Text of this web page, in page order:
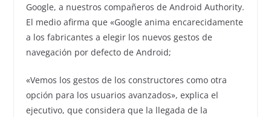
Google, a nuestros compañeros de Android Authority.
El medio afirma que «Google anima encarecidamente
a los fabricantes a elegir los nuevos gestos de
navegación por defecto de Android;
«Vemos los gestos de los constructores como otra
opción para los usuarios avanzados», explica el
ejecutivo, que considera que la llegada de la